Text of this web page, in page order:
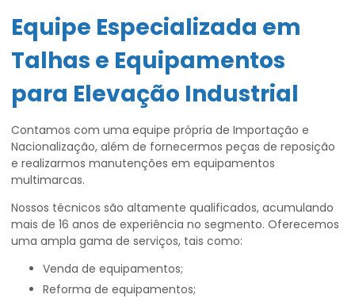
Equipe Especializada em
Talhas e Equipamentos
para Elevação Industrial
Contamos com uma equipe própria de Importação e
Nacionalização, além de fornecermos peças de reposição
e realizarmos manutenções em equipamentos
multimarcas.
Nossos técnicos são altamente qualificados, acumulando
mais de 16 anos de experiência no segmento. Oferecemos
uma ampla gama de serviços, tais como:
Venda de equipamentos;
Reforma de equipamentos;